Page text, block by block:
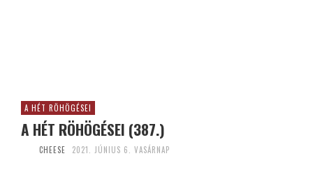
A HÉT RÖHÖGÉSEI
A HÉT RÖHÖGÉSEI (387.)
CHEESE 2021. JÚNIUS 6. VASÁRNAP